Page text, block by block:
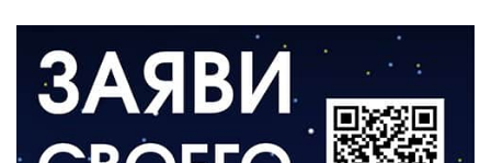
ЗЕМЛЯКИ
«Мы радовались, так как видели
результат своего труда»